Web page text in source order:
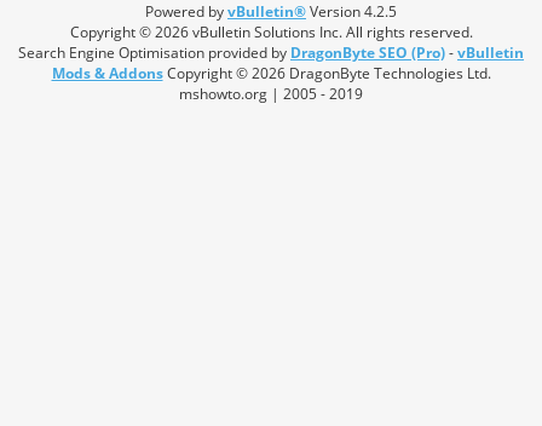
Powered byvBulletin®Version 4.2.5
Copyright © 2026 vBulletin Solutions Inc. All rights reserved.
Search Engine Optimisation provided by DragonByte SEO (Pro)-vBulletin
Mods & AddonsCopyright © 2026 DragonByte Technologies Ltd.
mshowto.org | 2005 - 2019